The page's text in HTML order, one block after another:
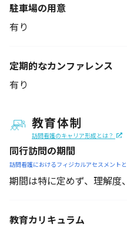
駐車場の用意
有り
定期的なカンファレンス
有り
教育体制
訪問看護のキャリア形成とは？
同行訪問の期間
訪問看護におけるフィジカルアセスメント
期間は特に定めず、理解度
教育カリキュラム